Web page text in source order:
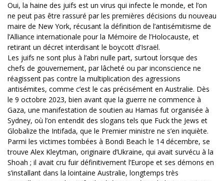
Oui, la haine des juifs est un virus qui infecte le monde, et l’on
ne peut pas être rassuré par les premières décisions du nouveau
maire de New York, récusant la définition de l’antisémitisme de
l’Alliance internationale pour la Mémoire de l’Holocauste, et
retirant un décret interdisant le boycott d’Israël.
Les juifs ne sont plus à l’abri nulle part, surtout lorsque des
chefs de gouvernement, par lâcheté ou par inconscience ne
réagissent pas contre la multiplication des agressions
antisémites, comme c’est le cas précisément en Australie. Dès
le 9 octobre 2023, bien avant que la guerre ne commence à
Gaza, une manifestation de soutien au Hamas fut organisée à
Sydney, où l’on entendit des slogans tels que Fuck the Jews et
Globalize the Intifada, que le Premier ministre ne s’en inquiète.
Parmi les victimes tombées à Bondi Beach le 14 décembre, se
trouve Alex Kleytman, originaire d’Ukraine, qui avait survécu à la
Shoah ; il avait cru fuir définitivement l’Europe et ses démons en
s’installant dans la lointaine Australie, longtemps très